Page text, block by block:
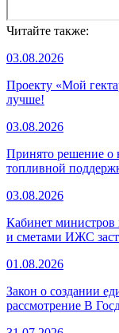
Читайте также:
03.08.2026
Проекту «Мой
лучше!
03.08.2026
Принято решение о
топливной
03.08.2026
Кабинет министров
и сметами ИЖС
01.08.2026
Закон о создании
рассмотрение В